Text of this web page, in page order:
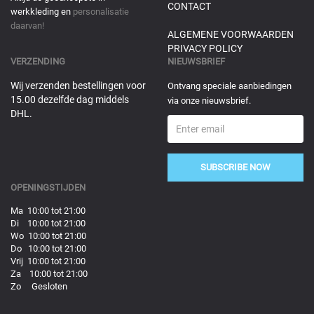
werkkleding en personalisatie
daarvan!
CONTACT
ALGEMENE VOORWAARDEN
PRIVACY POLICY
VERZENDING
Wij verzenden bestellingen voor
15.00 dezelfde dag middels
DHL.
NIEUWSBRIEF
Ontvang speciale aanbiedingen
via onze nieuwsbrief.
SUBSCRIBE NOW
OPENINGSTIJDEN
Ma 10:00 tot 21:00
Di 10:00 tot 21:00
Wo 10:00 tot 21:00
Do 10:00 tot 21:00
Vrij 10:00 tot 21:00
Za 10:00 tot 21:00
Zo Gesloten